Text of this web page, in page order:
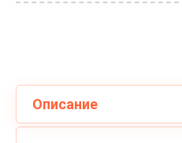
Описание